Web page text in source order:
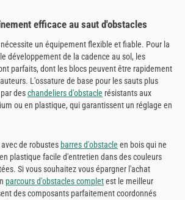
efficace au saut d'obstacles
un équipement flexible et fiable. Pour la
développement de la cadence au sol, les
parfaits, dont les blocs peuvent être rapidement
L'ossature de base pour les sauts plus
deschandeliers d'obstacle résistants aux
ou en plastique, qui garantissent un réglage en
de robustes barres d'obstacle en bois qui ne
plastique facile d'entretien dans des couleurs
Si vous souhaitez vous épargner l'achat
parcours d'obstacles completest le meilleur
des composants parfaitement coordonnés